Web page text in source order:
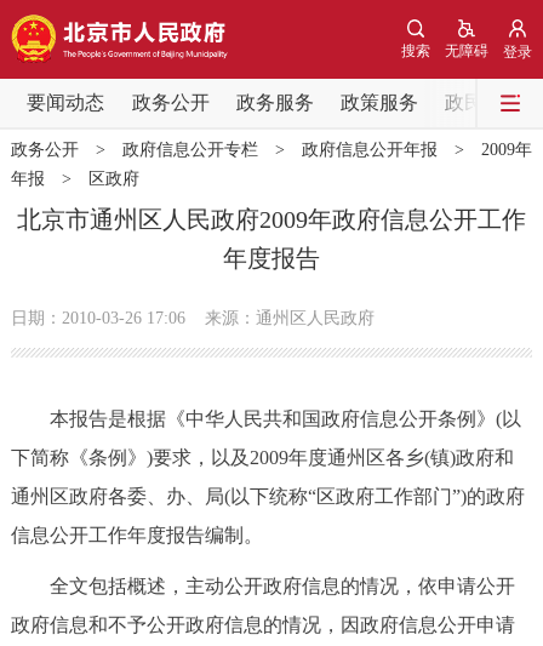
登录
无障碍
搜索
要闻动态 政务公开 政务服务 政策服务 政民互动
要闻动态
党中央精神 国务院信息 中央部委动态
北京要闻 会议信息 部门动态
市领导 机构职能 政策服务
政策兑现 政策解读 回应关切
决策公开 专题公开
政务服务
政务公开> 政府信息公开专栏> 政府信息公开年报 > 2009年
年报 > 区政府
北京市通州区人民政府2009年政府信息公开工作
年度报告
日期：2010-03-26 17:06 来源：通州区人民政府
本报告是根据《中华人民共和国政府信息公开条例》(以
下简称《条例》)要求，以及2009年度通州区各乡(镇)政府和
通州区政府各委、办、局(以下统称“区政府工作部门”)的政府
信息公开工作年度报告编制。
全文包括概述，主动公开政府信息的情况，依申请公开
政府信息和不予公开政府信息的情况，因政府信息公开申请